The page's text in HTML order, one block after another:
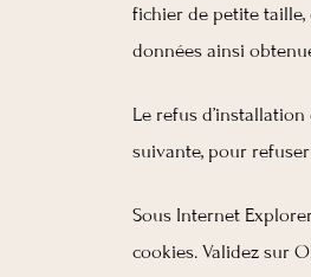
fichier de petite taille,
données ainsi
Le refus
suivante, pour
Sous Internet
cookies. Validez sur